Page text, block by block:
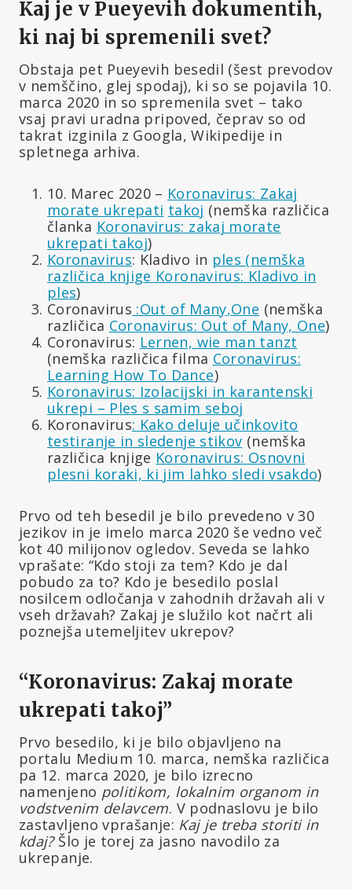
Kaj je v Pueyevih dokumentih,
ki naj bi spremenili svet?
Obstaja pet Pueyevih besedil (šest prevodov
v nemščino, glej spodaj), ki so se pojavila 10.
marca 2020 in so spremenila svet – tako
vsaj pravi uradna pripoved, čeprav so od
takrat izginila z Googla, Wikipedije in
spletnega arhiva.
10. Marec 2020 – Koronavirus: Zakaj
morate ukrepati takoj (nemška različica
članka Koronavirus: zakaj morate
ukrepati takoj)
Koronavirus: Kladivo in ples (nemška
različica knjige Koronavirus: Kladivo in
ples)
Coronavirus :Out of Many,One (nemška
različica Coronavirus: Out of Many, One)
Coronavirus: Lernen, wie man tanzt
(nemška različica filma Coronavirus:
Learning How To Dance)
Koronavirus: Izolacijski in karantenski
ukrepi – Ples s samim seboj
Koronavirus: Kako deluje učinkovito
testiranje in sledenje stikov (nemška
različica knjige Koronavirus: Osnovni
plesni koraki, ki jim lahko sledi vsakdo)
Prvo od teh besedil je bilo prevedeno v 30
jezikov in je imelo marca 2020 še vedno več
kot 40 milijonov ogledov. Seveda se lahko
vprašate: “Kdo stoji za tem? Kdo je dal
pobudo za to? Kdo je besedilo poslal
nosilcem odločanja v zahodnih državah ali v
vseh državah? Zakaj je služilo kot načrt ali
poznejša utemeljitev ukrepov?
“Koronavirus: Zakaj morate
ukrepati takoj”
Prvo besedilo, ki je bilo objavljeno na
portalu Medium 10. marca, nemška različica
pa 12. marca 2020, je bilo izrecno
namenjeno politikom, lokalnim organom in
vodstvenim delavcem. V podnaslovu je bilo
zastavljeno vprašanje: Kaj je treba storiti in
kdaj?Šlo je torej za jasno navodilo za
ukrepanje.